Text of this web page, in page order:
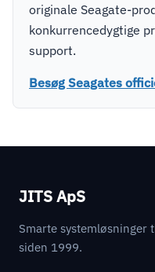
originale Seagate-
konkurrencedygtige
support.
Besøg Seagates
JITS ApS
Smarte systemløsninger
siden 1999.